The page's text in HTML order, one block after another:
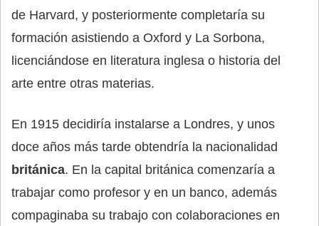
de Harvard, y posteriormente completaría su
formación asistiendo a Oxford y La Sorbona,
licenciándose en literatura inglesa o historia del
arte entre otras materias.
En 1915 decidiría instalarse a Londres, y unos
doce años más tarde obtendría la nacionalidad
británica. En la capital británica comenzaría a
trabajar como profesor y en un banco, además
compaginaba su trabajo con colaboraciones en